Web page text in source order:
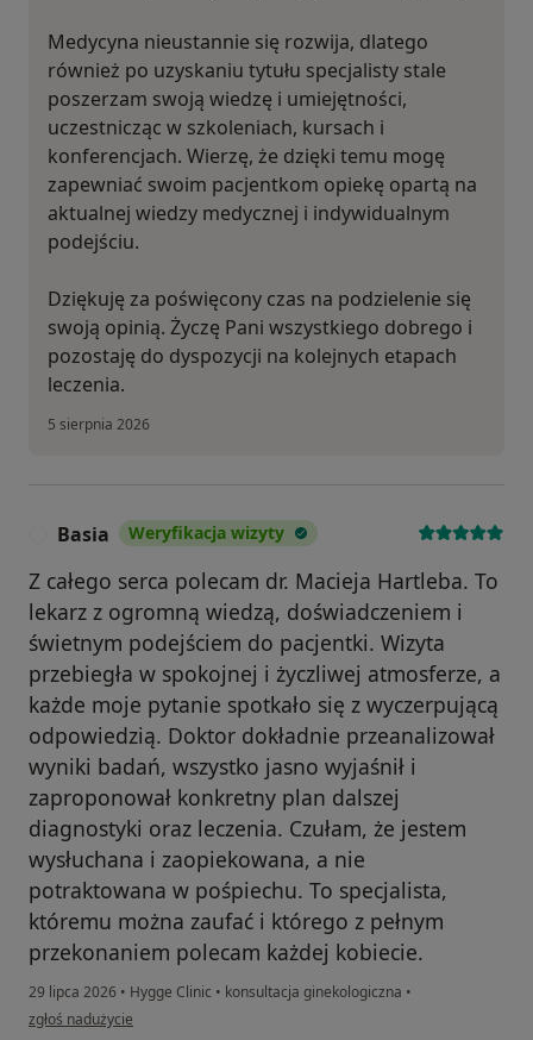
Medycyna nieustannie się rozwija, dlatego
również po uzyskaniu tytułu specjalisty stale
poszerzam swoją wiedzę i umiejętności,
uczestnicząc w szkoleniach, kursach i
konferencjach. Wierzę, że dzięki temu mogę
zapewniać swoim pacjentkom opiekę opartą na
aktualnej wiedzy medycznej i indywidualnym
podejściu.
Dziękuję za poświęcony czas na podzielenie się
swoją opinią. Życzę Pani wszystkiego dobrego i
pozostaję do dyspozycji na kolejnych etapach
leczenia.
5 sierpnia 2026
Basia Weryfikacja wizyty
Z całego serca polecam dr. Macieja Hartleba. To
lekarz z ogromną wiedzą, doświadczeniem i
świetnym podejściem do pacjentki. Wizyta
przebiegła w spokojnej i życzliwej atmosferze, a
każde moje pytanie spotkało się z wyczerpującą
odpowiedzią. Doktor dokładnie przeanalizował
wyniki badań, wszystko jasno wyjaśnił i
zaproponował konkretny plan dalszej
diagnostyki oraz leczenia. Czułam, że jestem
wysłuchana i zaopiekowana, a nie
potraktowana w pośpiechu. To specjalista,
któremu można zaufać i którego z pełnym
przekonaniem polecam każdej kobiecie.
29 lipca 2026 • Hygge Clinic • konsultacja ginekologiczna •
w opinii użytkownika Basia
zgłoś nadużycie